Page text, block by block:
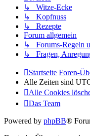
↳ Witze-Ecke
↳ Kopfnuss
↳ Rezepte
Forum allgemein
↳ Forums-Regeln
↳ Fragen,
Startseite Foren-
Alle Zeiten sind
Alle Cookies
Das Team
Powered by phpBB®